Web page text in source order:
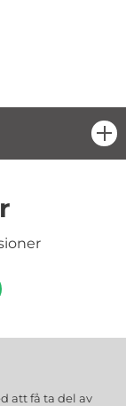
att få ta del av